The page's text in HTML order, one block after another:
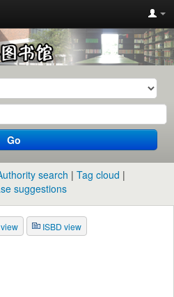
Go
search
Tag cloud
suggestions
ISBD view